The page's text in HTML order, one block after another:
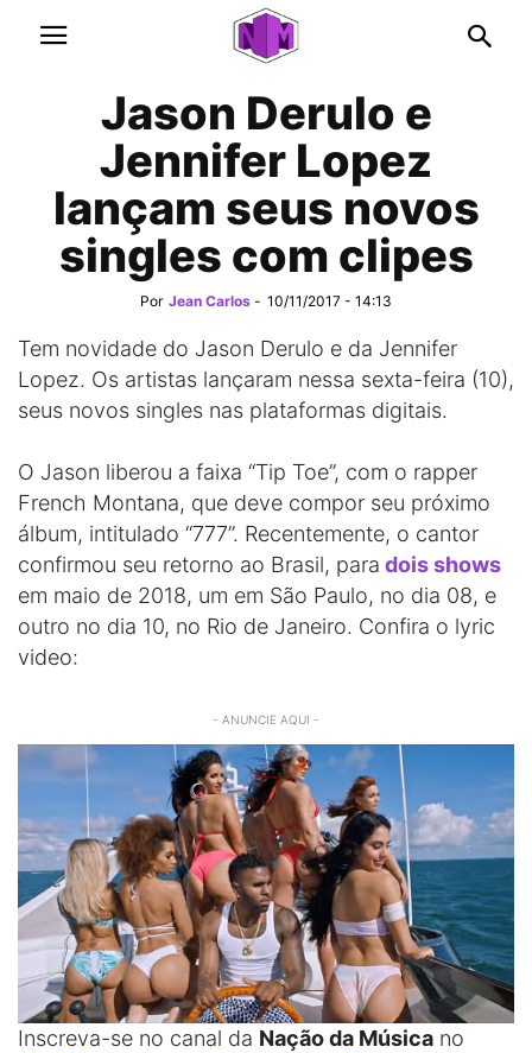
Jason Derulo e
Jennifer Lopez
lançam seus novos
singles com clipes
Por Jean Carlos - 10/11/2017 - 14:13
Tem novidade do Jason Derulo e da Jennifer
Lopez. Os artistas lançaram nessa sexta-feira (10),
seus novos singles nas plataformas digitais.
O Jason liberou a faixa “Tip Toe”, com o rapper
French Montana, que deve compor seu próximo
álbum, intitulado “777”. Recentemente, o cantor
confirmou seu retorno ao Brasil, para dois shows
em maio de 2018, um em São Paulo, no dia 08, e
outro no dia 10, no Rio de Janeiro. Confira o lyric
video:
- ANUNCIE AQUI -
Inscreva-se no canal da Nação da Música no